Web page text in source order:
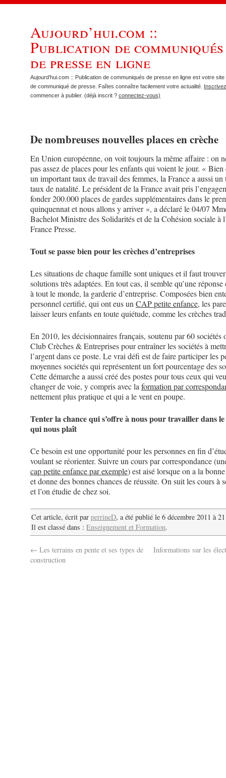
Aujourd’hui.com ::
Publication de communiqués
de presse en ligne
Aujourd’hui.com :: Publication de communiqués de presse en ligne est votre site
de communiqué de presse. Faîtes connaître facilement votre actualité.
commencer à publier. (déjà inscrit ? connectez-vous)
De nombreuses nouvelles places en crèche
En Union européenne, on voit toujours la même affaire : on
pas assez de places pour les enfants qui voient le jour. « Bien
un important taux de travail des femmes, la France a aussi un
taux de natalité. Le président de la France avait pris
fonder 200.000 places de gardes supplémentaires dans le
quinquennat et nous allons y arriver », a déclaré le 04/07
Bachelot Ministre des Solidarités et de la Cohésion sociale à
France Presse.
Tout se passe bien pour les crèches d’entreprises
Les situations de chaque famille sont uniques et il faut
solutions très adaptées. En tout cas, il semble qu’une
à tout le monde, la garderie d’entreprise. Composées bien
personnel certifié, qui ont eus unCAP petite enfance, les
laisser leurs enfants en toute quiétude, comme les crèches
En 2010, les décisionnaires français, soutenu par 60 sociétés
Club Crèches & Entreprises pour entraîner les sociétés à
l’argent dans ce poste. Le vrai défi est de faire participer les
moyennes sociétés qui représentent un fort pourcentage des
Cette démarche a aussi créé des postes pour tous ceux qui
changer de voie, y compris avec laformation par
nettement plus pratique et qui a le vent en poupe.
Tenter la chance qui s’offre à nous pour travailler dans
qui nous plaît
Ce besoin est une opportunité pour les personnes en fin
voulant se réorienter. Suivre un cours par correspondance
cap petite enfance par exemple) est aisé lorsque on a la
et donne des bonnes chances de réussite. On suit les cours à
et l’on étudie de chez soi.
Cet article, écrit parperrineD, a été publié le 6 décembre 2011 à
Il est classé dans :Enseignement et Formation.
← Les terrains en pente et ses types de
construction
Informations sur les